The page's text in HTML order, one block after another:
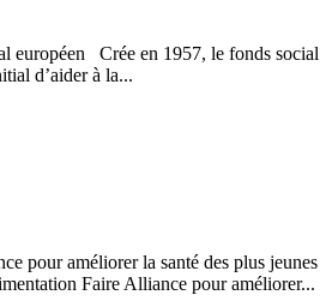
Crée en 1957, le fonds social
d’aider à la...
pour améliorer la santé des plus jeunes
Faire Alliance pour améliorer...